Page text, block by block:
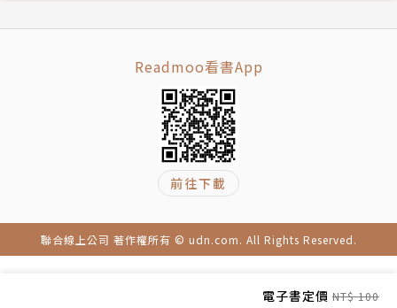
電子書定價 NT$ 100
Readmoo看書App
前往下載
聯合線上公司 著作權所有 © udn.com. All Rights Reserved.